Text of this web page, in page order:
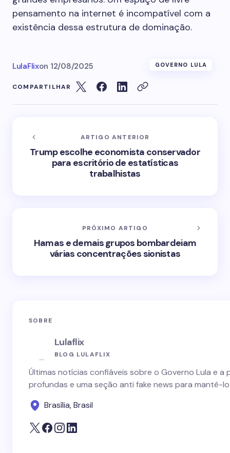
pensamento na internet é incompatível com a
existência dessa estrutura de dominação.
LulaFlixon 12/08/2025 GOVERNO LULA
COMPARTILHAR
ARTIGO ANTERIOR
Trump escolhe economista conservador
para escritório de estatísticas
trabalhistas
PRÓXIMO ARTIGO
Hamas e demais grupos bombardeiam
várias concentrações sionistas
SOBRE
Lulaflix
BLOG LULAFLIX
Últimas notícias confiáveis sobre o Governo Lula e
profundas e uma seção anti fake news para mantê-
Brasília, Brasil